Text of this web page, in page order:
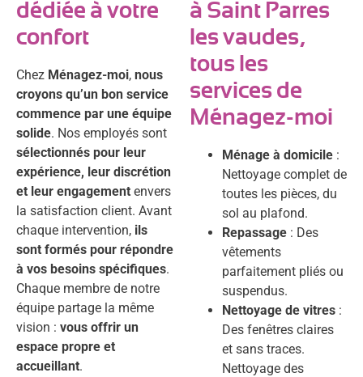
dédiée à votre
confort
Chez Ménagez-moi, nous
croyons qu’un bon service
commence par une équipe
solide. Nos employés sont
sélectionnés pour leur
expérience, leur discrétion
et leur engagement envers
la satisfaction client. Avant
chaque intervention, ils
sont formés pour répondre
à vos besoins spécifiques.
Chaque membre de notre
équipe partage la même
vision : vous offrir un
espace propre et
accueillant.
à Saint Parres
les vaudes,
tous les
services de
Ménagez-moi
Ménage à domicile :
Nettoyage complet de
toutes les pièces, du
sol au plafond.
Repassage : Des
vêtements
parfaitement pliés ou
suspendus.
Nettoyage de vitres :
Des fenêtres claires
et sans traces.
Nettoyage des